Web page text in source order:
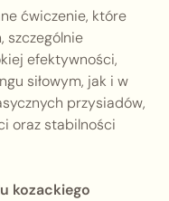
ćwiczenie, które
szczególnie
efektywności,
siłowym, jak i w
przysiadów,
oraz stabilności
kozackiego